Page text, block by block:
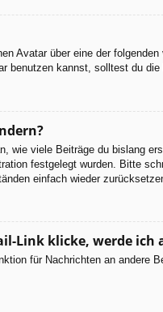
Avatar über eine der
benutzen kannst, solltest du
wie viele Beiträge du bislang
festgelegt wurden. Bitte
einfach wieder
Link klicke, werde
für Nachrichten an